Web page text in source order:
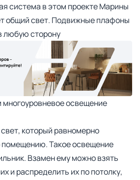
система в этом проекте Марины
общий свет. Подвижные плафоны
любую сторону
освещение
который равномерно
помещению. Такое освещение
Взамен ему можно взять
и распределить их по потолку,